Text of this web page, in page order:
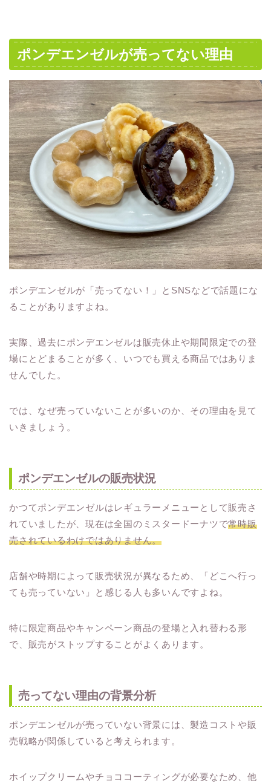
ポンデエンゼルが売ってない理由
ポンデエンゼルが「売ってない！」とSNSなどで話題にな
ることがありますよね。
実際、過去にポンデエンゼルは販売休止や期間限定での登
場にとどまることが多く、いつでも買える商品ではありま
せんでした。
では、なぜ売っていないことが多いのか、その理由を見て
いきましょう。
ポンデエンゼルの販売状況
かつてポンデエンゼルはレギュラーメニューとして販売さ
れていましたが、現在は全国のミスタードーナツで常時販
売されているわけではありません。
店舗や時期によって販売状況が異なるため、「どこへ行っ
ても売っていない」と感じる人も多いんですよね。
特に限定商品やキャンペーン商品の登場と入れ替わる形
で、販売がストップすることがよくあります。
売ってない理由の背景分析
ポンデエンゼルが売っていない背景には、製造コストや販
売戦略が関係していると考えられます。
ホイップクリームやチョココーティングが必要なため、他